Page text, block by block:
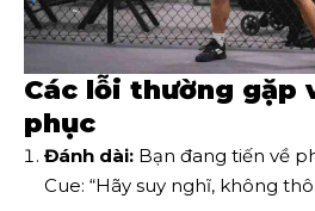
Các lỗi thường gặp
phục
Đánh dài: Bạn đang tiến về
Cue: “Hãy suy nghĩ, không